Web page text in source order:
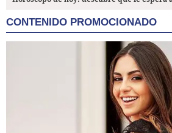
CONTENIDO PROMOCIONADO